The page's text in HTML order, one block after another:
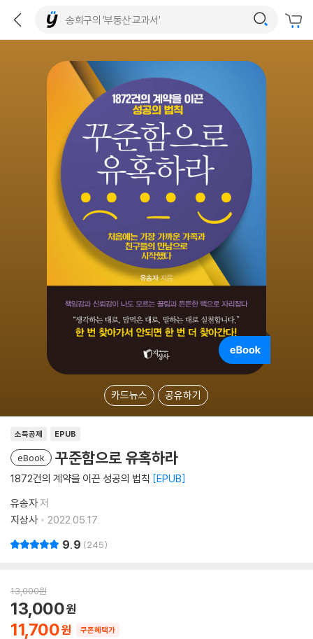
카드뉴스 공유하기
소득공제 EPUB
eBook 꾸준함으로 유혹하라
1872건의 계약을 이끈 성공의 법칙 EPUB
유송자저
지상사
2022.05.17.
9.9 245
13,000원
11,700
13,000
쿠폰혜택가